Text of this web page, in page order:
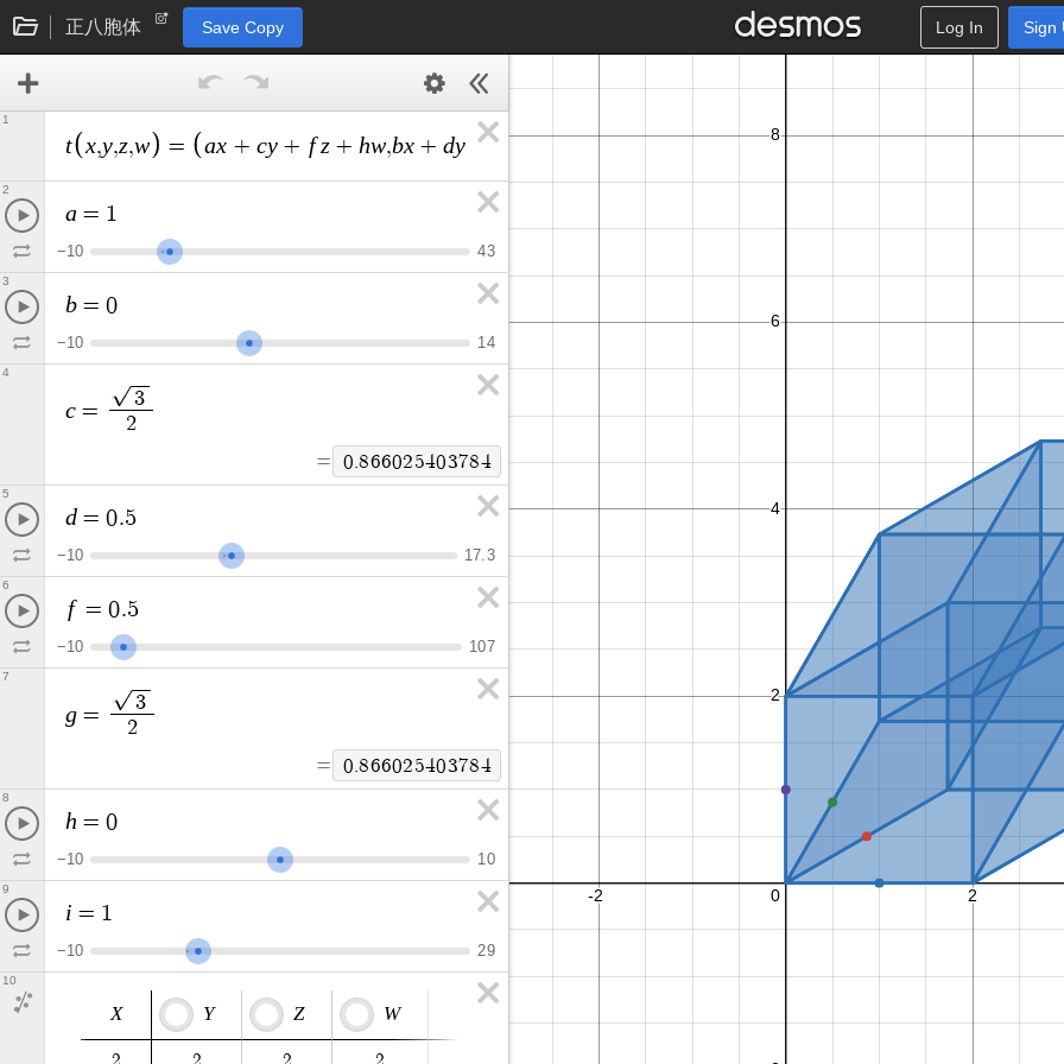
正八胞体 Save Copy Log In Sign
t x,y,z,w = ax + cy + fz + hw,bx + dy + g z iw
1
a = 1
−10 43
2
b = 0
−10 14
3
c =
3
2
=
0.866025403784
4
d = 0.5
−10 17.3
5
f = 0.5
−10 107
6
g =
3
2
=
0.866025403784
7
h = 0
−10 10
8
i = 1
−10 29
9
X Y Z W
2 2 2 2
10